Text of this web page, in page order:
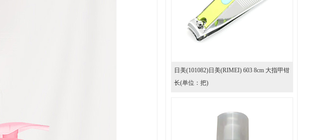
日美(101082)日美(RIMEI) 603 8cm 大指甲钳
长(单位：把)